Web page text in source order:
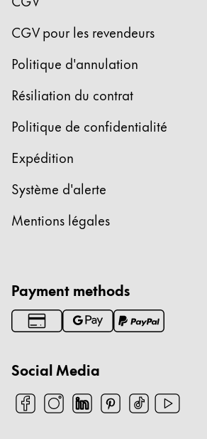
Thailand
ไทย
Vietnam
EnglishKhmer
Malaysia
Cette région répertorie les
Océanie
CGV pour les revendeurs
Politique d'annulation
Résiliation du contrat
Politique de confidentialité
Expédition
Système d'alerte
Mentions légales
Payment methods
Social Media